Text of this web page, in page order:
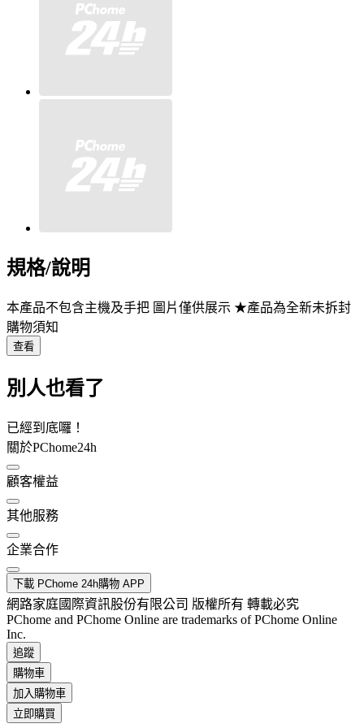
規格/說明
本產品不包含主機及手把 圖片僅供展示 ★產品為全新未拆封
購物須知
查看
別人也看了
已經到底囉！
關於PChome24h
顧客權益
其他服務
企業合作
下載 PChome 24h購物 APP
網路家庭國際資訊股份有限公司 版權所有 轉載必究
PChome and PChome Online are trademarks of PChome Online
Inc.
追蹤
購物車
加入購物車
立即購買